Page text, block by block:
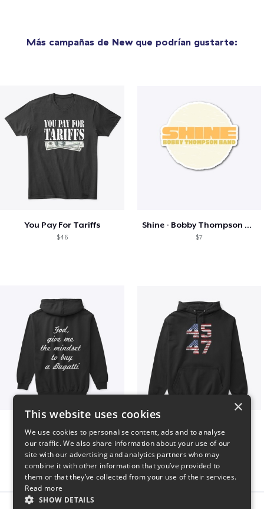
Más campañas de Newque podrían gustarte:
You Pay For Tariffs
$46
Shine - Bobby Thompson Band Merch
$7
$51 $40
×
This website uses cookies
We use cookies to personalise content, ads and to analyse
our traffic. We also share information about your use of our
site with our advertising and analytics partners who may
combine it with other information that you’ve provided to
them or that they’ve collected from your use of their services.
Read more
SHOW DETAILS